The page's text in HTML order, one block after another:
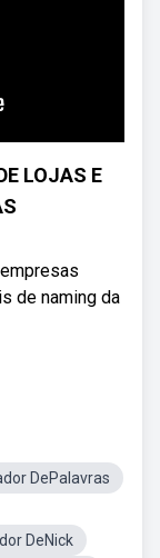
LOJAS E
de naming da
DePalavras
DeNick